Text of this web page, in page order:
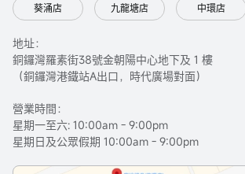
葵涌店 九龍塘店 中環店
地址：
銅鑼灣羅素街38號金朝陽中心地下及 1 樓
（銅鑼灣港鐵站A出口，時代廣場對面）
營業時間：
星期一至六: 10:00am - 9:00pm
星期日及公眾假期 10:00am - 9:00pm